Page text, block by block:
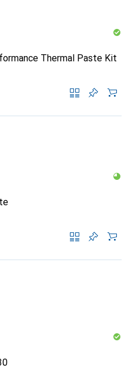
Thermal Paste Kit